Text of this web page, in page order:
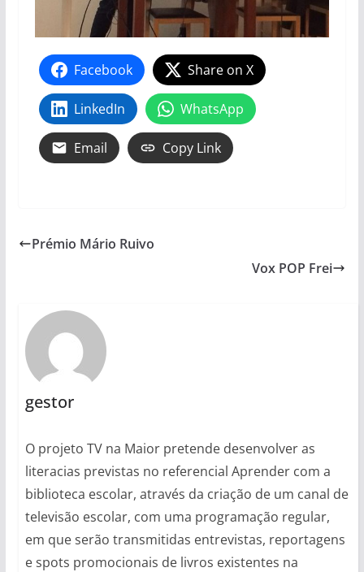
Facebook Share on X
LinkedIn WhatsApp
Email Copy Link
Prémio Mário Ruivo
Vox POP Frei
gestor
O projeto TV na Maior pretende desenvolver as
literacias previstas no referencial Aprender com a
biblioteca escolar, através da criação de um canal de
televisão escolar, com uma programação regular,
em que serão transmitidas entrevistas, reportagens
e spots promocionais de livros existentes na